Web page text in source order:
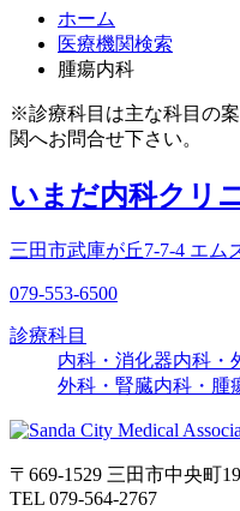
ホーム
医療機関検索
腫瘍内科
※診療科目は主な科目の
関へお問合せ下さい。
いまだ内科クリ
三田市武庫が丘7-7-4 エム
079-553-6500
診療科目
内科・消化器内科・
外科・腎臓内科・腫
〒669-1529 三田市中央町
TEL 079-564-2767